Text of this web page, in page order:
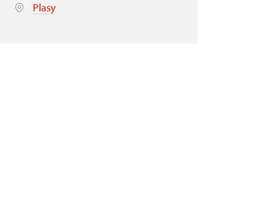
Plasy